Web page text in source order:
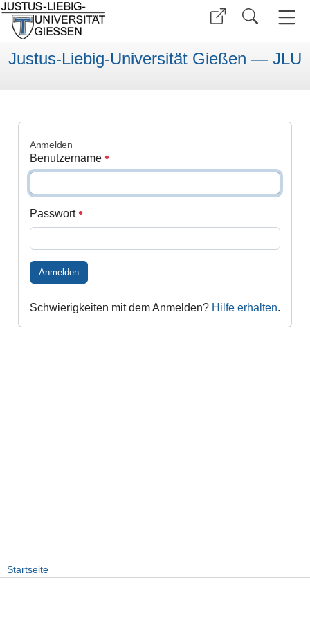
Justus-Liebig-Universität Gießen — JLU
Anmelden
Benutzername
Passwort
Anmelden
Schwierigkeiten mit dem Anmelden? Hilfe erhalten.
Startseite